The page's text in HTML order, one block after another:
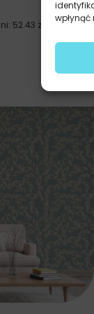
52.43 zł